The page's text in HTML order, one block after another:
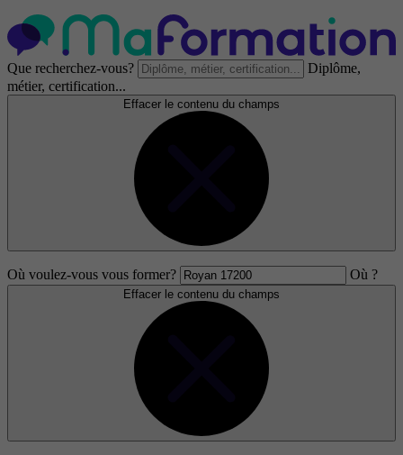
Que recherchez-vous?
Diplôme,
métier, certification...
Effacer le contenu du champs
Où voulez-vous vous former? Où ?
Effacer le contenu du champs